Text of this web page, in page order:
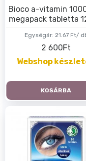
Egységár: 21.67 Ft/
Bioco a-vitamin
megapack tabletta
2 600Ft
Webshop
KOSÁRBA